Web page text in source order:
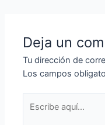
Deja un
Tu dirección de
Los campos